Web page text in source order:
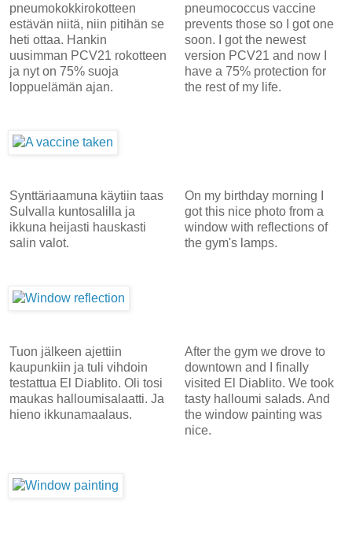
pneumokokkirokotteen
estävän niitä, niin pitihän se
heti ottaa. Hankin
uusimman PCV21 rokotteen
ja nyt on 75% suoja
loppuelämän ajan.
pneumococcus vaccine
prevents those so I got one
soon. I got the newest
version PCV21 and now I
have a 75% protection for
the rest of my life.
Synttäriaamuna käytiin taas
Sulvalla kuntosalilla ja
ikkuna heijasti hauskasti
salin valot.
On my birthday morning I
got this nice photo from a
window with reflections of
the gym's lamps.
Tuon jälkeen ajettiin
kaupunkiin ja tuli vihdoin
testattua El Diablito. Oli tosi
maukas halloumisalaatti. Ja
hieno ikkunamaalaus.
After the gym we drove to
downtown and I finally
visited El Diablito. We took
tasty halloumi salads. And
the window painting was
nice.